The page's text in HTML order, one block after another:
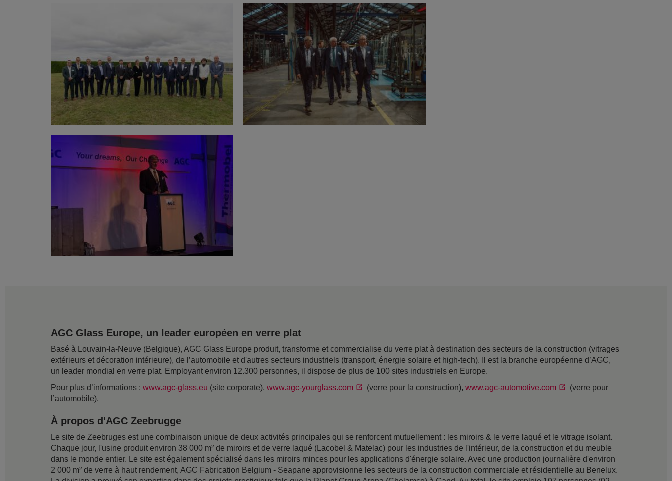
AGC Glass Europe, un leader européen en verre plat
Basé à Louvain-la-Neuve (Belgique), AGC Glass Europe produit, transforme et commercialise du verre plat à destination des secteurs de la construction (vitrages
extérieurs et décoration intérieure), de l’automobile et d'autres secteurs industriels (transport, énergie solaire et high-tech). Il est la branche européenne d’AGC,
un leader mondial en verre plat. Employant environ 12.300 personnes, il dispose de plus de 100 sites industriels en Europe.
Pour plus d’informations : www.agc-glass.eu (site corporate), www.agc-yourglass.com (verre pour la construction), www.agc-automotive.com
(verre pour
l’automobile).
À propos d'AGC Zeebrugge
Le site de Zeebruges est une combinaison unique de deux activités principales qui se renforcent mutuellement : les miroirs & le verre laqué et le vitrage isolant.
Chaque jour, l'usine produit environ 38 000 m² de miroirs et de verre laqué (Lacobel & Matelac) pour les industries de l'intérieur, de la construction et du meuble
dans le monde entier. Le site est également spécialisé dans les miroirs minces pour les applications d'énergie solaire. Avec une production journalière d'environ
2 000 m² de verre à haut rendement, AGC Fabrication Belgium - Seapane approvisionne les secteurs de la construction commerciale et résidentielle au Benelux.